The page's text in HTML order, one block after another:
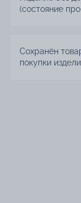
(состояние
Сохранён
покупки